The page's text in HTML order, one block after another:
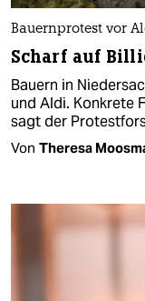
Bauernprotest vor
Scharf auf
Bauern in
und Aldi. Konkrete
sagt der
Von Theresa